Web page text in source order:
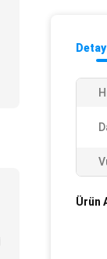
Ürün